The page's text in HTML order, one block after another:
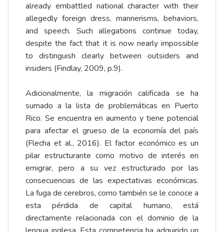
already embattled national character with their
allegedly foreign dress, mannerisms, behaviors,
and speech. Such allegations continue today,
despite the fact that it is now nearly impossible
to distinguish clearly between outsiders and
insiders (Findlay, 2009, p.9).
Adicionalmente, la migración calificada se ha
sumado a la lista de problemáticas en Puerto
Rico. Se encuentra en aumento y tiene potencial
para afectar el grueso de la economía del país
(Flecha et al., 2016). El factor económico es un
pilar estructurante como motivo de interés en
emigrar, pero a su vez estructurado por las
consecuencias de las expectativas económicas.
La fuga de cerebros, como también se le conoce a
esta pérdida de capital humano, está
directamente relacionada con el dominio de la